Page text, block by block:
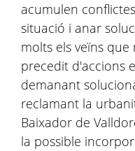
acumulen
situació i anar
molts els veïns
precedit d'accions
demanant
reclamant la
Baixador de
la possible